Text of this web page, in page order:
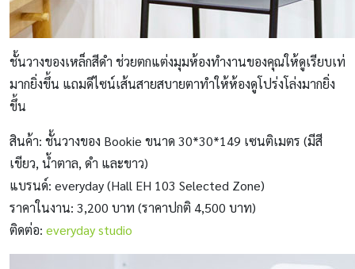
ชั้นวางของเหล็กสีดำ ช่วยตกแต่งมุมห้องทำงานของคุณให้ดูเรียบเท่
มากยิ่งขึ้น แถมดีไซน์เส้นสายสบายตาทำให้ห้องดูโปร่งโล่งมากยิ่ง
ขึ้น
สินค้า: ชั้นวางของ Bookie ขนาด 30*30*149 เซนติเมตร (มีสี
เขียว, น้ำตาล, ดำ และขาว)
แบรนด์: everyday (Hall EH 103 Selected Zone)
ราคาในงาน: 3,200 บาท (ราคาปกติ 4,500 บาท)
ติดต่อ: everyday studio